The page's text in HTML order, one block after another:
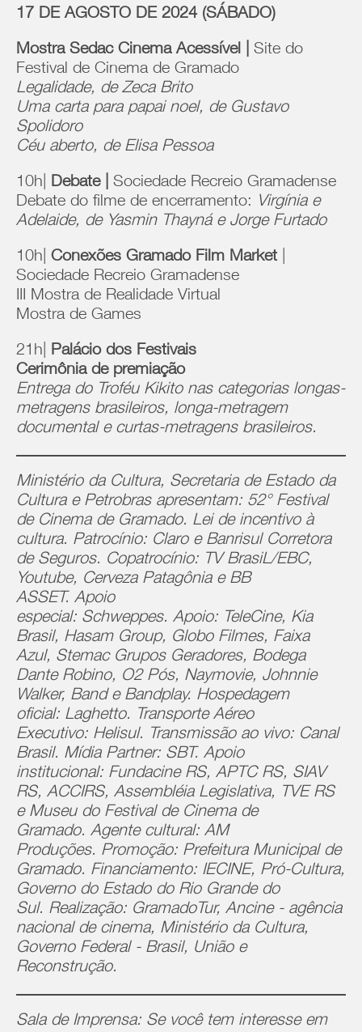
17 DE AGOSTO DE 2024 (SÁBADO)
Mostra Sedac Cinema Acessível | Site do
Festival de Cinema de Gramado
Legalidade, de Zeca Brito
Uma carta para papai noel, de Gustavo
Spolidoro
Céu aberto, de Elisa Pessoa
10h| Debate | Sociedade Recreio Gramadense
Debate do filme de encerramento: Virgínia e
Adelaide, de Yasmin Thayná e Jorge Furtado
10h| Conexões Gramado Film Market
Sociedade Recreio Gramadense
III Mostra de Realidade Virtual
Mostra de Games
21h| Palácio dos Festivais
Cerimônia de premiação
Entrega do Troféu Kikito nas categorias longas-
metragens brasileiros, longa-metragem
documental e curtas-metragens brasileiros.
Ministério da Cultura, Secretaria de Estado da
Cultura e Petrobras apresentam: 52° Festival
de Cinema de Gramado. Lei de incentivo à
cultura. Patrocínio: Claro e Banrisul Corretora
de Seguros. Copatrocínio: TV BrasiL/EBC,
Youtube, Cerveza Patagônia e BB
ASSET. Apoio
especial: Schweppes. Apoio: TeleCine, Kia
Brasil, Hasam Group, Globo Filmes, Faixa
Azul, Stemac Grupos Geradores, Bodega
Dante Robino, O2 Pós, Naymovie, Johnnie
Walker, Band e Bandplay. Hospedagem
oficial: Laghetto.
Transporte Aéreo
Executivo: Helisul. Transmissão ao vivo: Canal
Brasil. Mídia Partner: SBT. Apoio
institucional: Fundacine RS, APTC RS, SIAV
RS, ACCIRS, Assembléia Legislativa, TVE RS
e Museu do Festival de Cinema de
Gramado. Agente cultural: AM
Produções. Promoção: Prefeitura Municipal de
Gramado. Financiamento: IECINE, Pró-Cultura,
Governo do Estado do Rio Grande do
Sul. Realização: GramadoTur, Ancine - agência
nacional de cinema, Ministério da Cultura,
Governo Federal - Brasil, União e
Reconstrução.
Sala de Imprensa: Se você tem interesse em